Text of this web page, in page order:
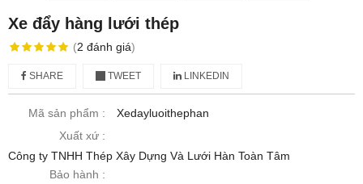
Xe đẩy hàng lưới thép
(2 đánh giá)
SHARE TWEET LINKEDIN
Mã sản phẩm :
Xedayluoithephan
Xuất xứ :
Công ty TNHH Thép Xây Dựng Và Lưới Hàn Toàn Tâm
Bảo hành :